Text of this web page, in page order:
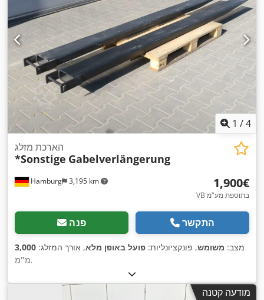
1 /4
Hamburg 3,195 km
הארכת מזלג
*Sonstige Gabelverlängerung
‏1,900 ‏€
VB בתוספת מע"מ
פנה התקשר
מצב: משומש, פונקציונליות: פועל באופן מלא, אורך המזלג: 3,000
מ"מ,
מודעה קטנה